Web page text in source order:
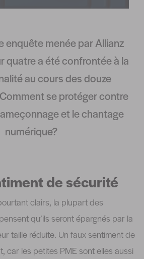
enquête menée par Allianz
quatre a été confrontée à la
au cours des douze
se protéger contre
et le chantage
numérique?
de sécurité
clairs, la plupart des
qu’ils seront épargnés par la
taille réduite. Un faux sentiment de
car les petites PME sont elles aussi